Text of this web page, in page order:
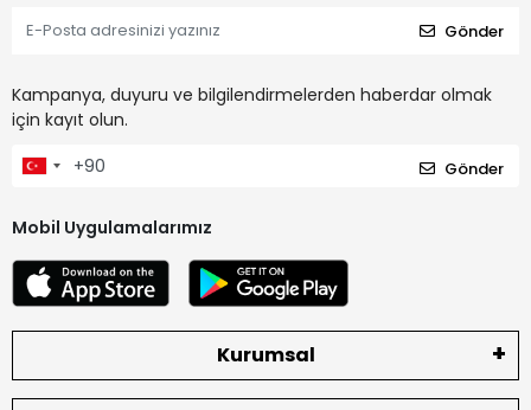
Gönder
Kampanya, duyuru ve bilgilendirmelerden haberdar olmak
için kayıt olun.
Gönder
Mobil Uygulamalarımız
Kurumsal